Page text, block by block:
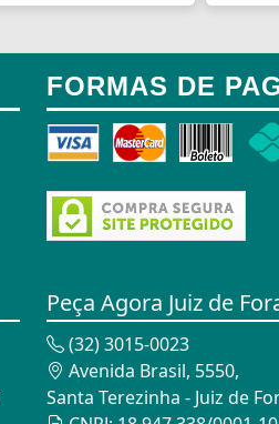
FORMAS DE
Peça Agora Juiz de
(32) 3015-0023
Avenida Brasil, 5550,
Santa Terezinha - Juiz de